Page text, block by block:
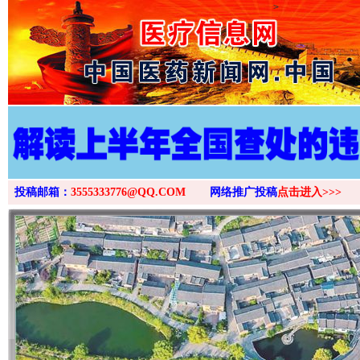
>
投稿邮箱： 3555333776@QQ.COM 网络推广投稿点击进入>>>